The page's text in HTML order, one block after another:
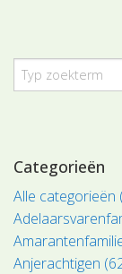
Categorieën
Alle categorieën
Anjerachtigen